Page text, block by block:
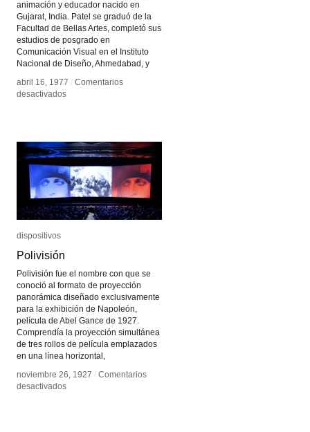
animación y educador nacido en
Gujarat, India. Patel se graduó de la
Facultad de Bellas Artes, completó sus
estudios de posgrado en
Comunicación Visual en el Instituto
Nacional de Diseño, Ahmedabad, y
abril 16, 1977 / Comentarios
desactivadosen
abril 16, 1977 / Comentarios
desactivadosen
dispositivos
Polivisión
Polivisión fue el nombre con que se
conoció al formato de proyección
panorámica diseñado exclusivamente
para la exhibición de Napoleón,
película de Abel Gance de 1927.
Comprendía la proyección simultánea
de tres rollos de película emplazados
en una línea horizontal,
noviembre 26, 1927 / Comentarios
desactivadosen
dispositivos
Polivisión
noviembre 26, 1927 / Comentarios
desactivadosen